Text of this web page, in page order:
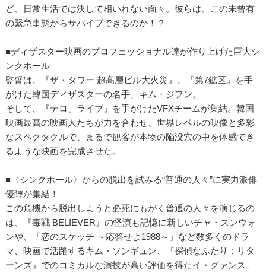
ど、日常生活では決して相いれない面々。彼らは、この未曾有
の緊急事態からサバイブできるのか！？
■ディザスター映画のプロフェッショナル達が作り上げた巨大シ
ンクホール
監督は、『ザ・タワー 超高層ビル大火災』、『第7鉱区』を手
がけた韓国ディザスターの名手、キム・ジフン。
そして、『テロ、ライブ』を手がけたVFXチームが集結。韓国
映画最高の映画人たちが力を合わせ、世界レベルの映像と多彩
なスペクタクルで、まるで観客が本物の陥没穴の中を体感でき
るような映画を完成させた。
■〈シンクホール〉からの脱出を試みる“普通の人々”に実力派俳
優陣が集結！
この危機から脱出しようと必死にもがく普通の人々を演じるの
は、『毒戦 BELIEVER』の怪演も記憶に新しいチャ・スンウォ
ンや、「恋のスケッチ ～応答せよ1988～」など数多くのドラ
マ、映画で活躍するキム・ソンギュン、『探偵なふたり：リタ
ーンズ』でのコミカルな演技が高い評価を得たイ・グァンス、